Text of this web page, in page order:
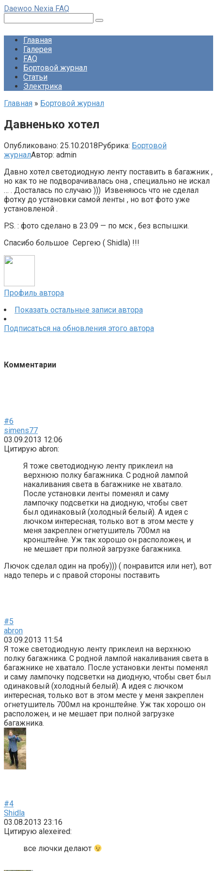
Перейти
контенту
Daewoo Nexia FAQ
Главная
Галерея
FAQ
Бортовой журнал
Статьи
Электрика
Главная » Бортовой журнал
Давненько хотел
Опубликовано: 25.10.2018Рубрика: Бортовой
журналАвтор: admin
Давно хотел светодиодную ленту поставить в багажник ,
но как то не подворачивалась она , специально не искал
… . Досталась по случаю ))) Извеняюсь что не сделал
фотку до установки самой ленты , но вот фото уже
установленой .
P.S. : фото сделано в 23.09 — по мск , без вспышки.
Спасибо большое Сергею ( Shidla) !!!
Профиль автора
Показать остальные записи автора
Подписаться на обновления этого автора
Комментарии
#6
simens77
03.09.2013 12:06
Цитирую abron:
Я тоже светодиодную ленту приклеил на
верхнюю полку багажника. С родной лампой
накаливания света в багажнике не хватало.
После установки ленты поменял и саму
лампочку подсветки на диодную, чтобы свет
был одинаковый (холодный белый). А идея с
лючком интересная, только вот в этом месте у
меня закреплен огнетушитель 700мл на
кронштейне. Уж так хорошо он расположен, и
не мешает при полной загрузке багажника.
Лючок сделал один на пробу))) ( понравится или нет), вот
надо теперь и с правой стороны поставить
#5
abron
03.09.2013 11:54
Я тоже светодиодную ленту приклеил на верхнюю
полку багажника. С родной лампой накаливания света в
багажнике не хватало. После установки ленты поменял
и саму лампочку подсветки на диодную, чтобы свет был
одинаковый (холодный белый). А идея с лючком
интересная, только вот в этом месте у меня закреплен
огнетушитель 700мл на кронштейне. Уж так хорошо он
расположен, и не мешает при полной загрузке
багажника.
#4
Shidla
03.08.2013 23:16
Цитирую alexeired:
все лючки делают